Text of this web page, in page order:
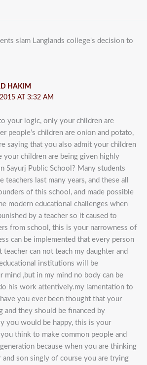
slam Langlands college's decision to
HAKIM
AT 3:32 AM
your logic, only your children are
people’s children are onion and potato,
saying that you also admit your children
your children are being given highly
Sayurj Public School? Many students
teachers last many years, and these all
of this school, and made possible
modern educational challenges when
by a teacher so it caused to
from school, this is your narrowness of
can be implemented that every person
can not teach my daughter and
institutions will be
mind ,but in my mind no body can be
his work attentively.my lamentation to
you ever been thought that your
and they should be financed by
you would be happy, this is your
think to make common people and
because when you are thinking
and son singly of course you are trying